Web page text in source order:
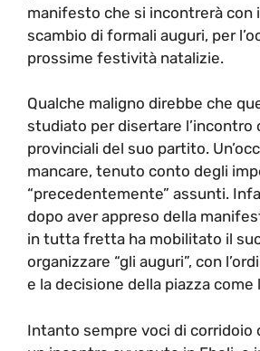
manifesto che si incontrerà con
scambio di formali auguri, per
prossime festività natalizie.
Qualche maligno direbbe che
studiato per disertare l’incontro
provinciali del suo partito.
mancare, tenuto conto degli
“precedentemente” assunti.
dopo aver appreso della
in tutta fretta ha mobilitato il
organizzare “gli auguri”, con
e la decisione della piazza come
Intanto sempre voci di corridoio